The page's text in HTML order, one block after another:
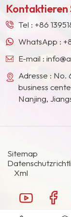
verbessern, die
erhöhen und
unterstützen.
Südostasien,
Ländern und
Kontaktieren
Tel : +86
WhatsApp :
E-mail :
Adresse : No.
business
Nanjing,
Sitemap
Xml